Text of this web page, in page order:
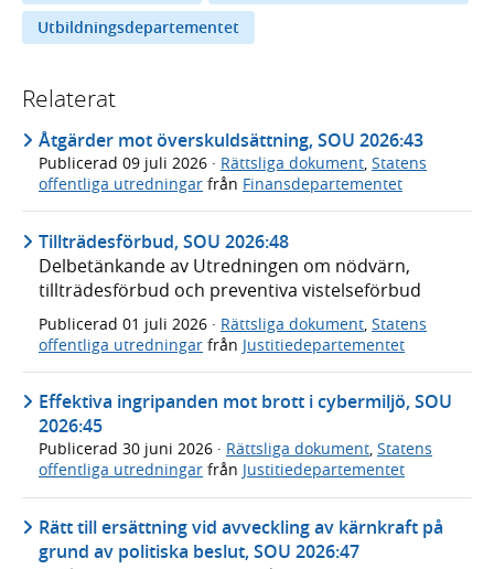
Utbildningsdepartementet
Relaterat
Åtgärder mot överskuldsättning, SOU 2026:43
Publicerad 09 juli 2026 · Rättsliga dokument, Statens
offentliga utredningar från Finansdepartementet
Tillträdesförbud, SOU 2026:48
Delbetänkande av Utredningen om nödvärn,
tillträdesförbud och preventiva vistelseförbud
Publicerad 01 juli 2026 · Rättsliga dokument Statens
offentliga utredningar från Justitiedepartementet
Effektiva ingripanden mot brott i cybermiljö, SOU
2026:45
Publicerad 30 juni 2026 · Rättsliga dokument, Statens
offentliga utredningar från Justitiedepartementet
Rätt till ersättning vid avveckling av kärnkraft på
grund av politiska beslut, SOU 2026:47